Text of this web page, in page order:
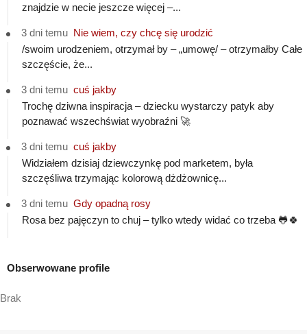
znajdzie w necie jeszcze więcej –...
3 dni temu Nie wiem, czy chcę się urodzić
/swoim urodzeniem, otrzymał by – „umowę/ – otrzymałby Całe
szczęście, że...
3 dni temu cuś jakby
Trochę dziwna inspiracja – dziecku wystarczy patyk aby
poznawać wszechświat wyobraźni 🚀
3 dni temu cuś jakby
Widziałem dzisiaj dziewczynkę pod marketem, była
szczęśliwa trzymając kolorową dżdżownicę...
3 dni temu Gdy opadną rosy
Rosa bez pajęczyn to chuj – tylko wtedy widać co trzeba 🐸🍀
Obserwowane profile
Brak